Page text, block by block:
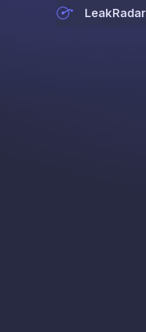
LeakRadar